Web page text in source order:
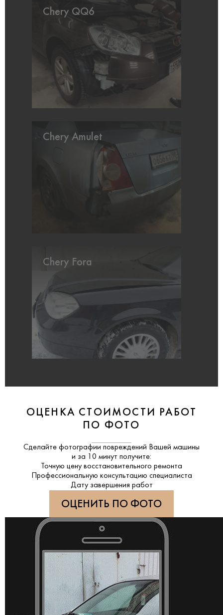
Chery QQ6
Chery Amulet
Chery Fora
ОЦЕНКА СТОИМОСТИ РАБОТ
ПО ФОТО
Сделайте фотографии повреждений Вашей машины
и за 10 минут получите:
Точную цену восстановительного ремонта
Профессиональную консультацию специалиста
Дату завершения работ
ОЦЕНИТЬ ПО ФОТО